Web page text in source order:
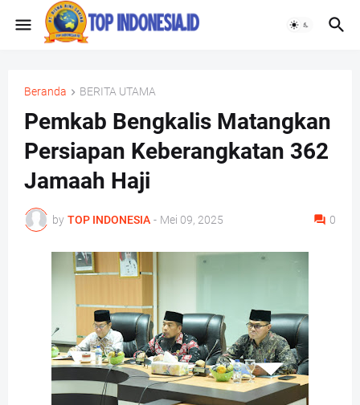
Beranda BERITA UTAMA
Pemkab Bengkalis Matangkan
Persiapan Keberangkatan 362
Jamaah Haji
by TOP INDONESIA - Mei 09, 2025 0